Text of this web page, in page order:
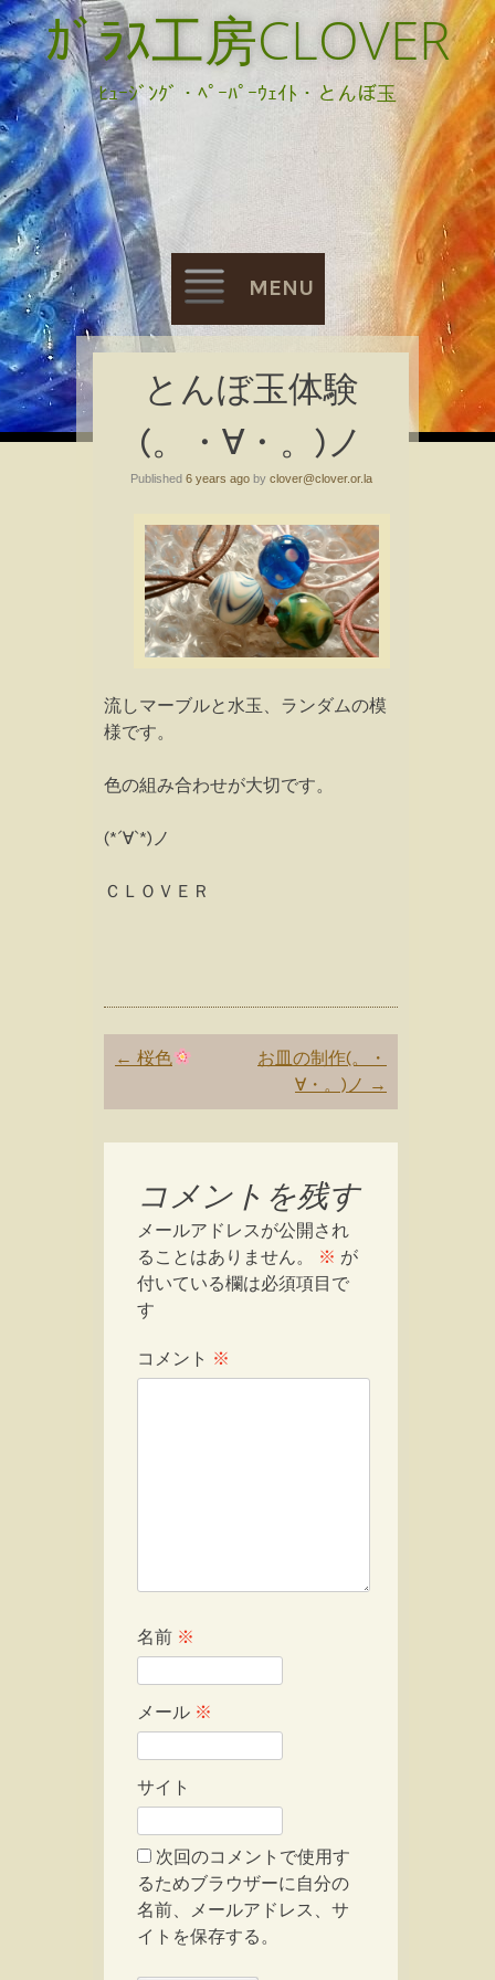
ｶﾞﾗｽ工房CLOVER
ﾋｭｰｼﾞﾝｸﾞ・ﾍﾟｰﾊﾟｰｳｪｲﾄ・とんぼ玉
MENU
Skip
to
content
とんぼ玉体験
(。・∀・。)ノ
Published 6 years agoby clover@clover.or.la
流しマーブルと水玉、ランダムの模
様です。
色の組み合わせが大切です。
(*´∀`*)ノ
ＣＬＯＶＥＲ
Post
← 桜色
お皿の制作(。・
∀・。)ノ →
コメントを残す
メールアドレスが公開され
ることはありません。
※ が
付いている欄は必須項目で
す
コメント ※
名前 ※
メール ※
サイト
次回のコメントで使用す
るためブラウザーに自分の
名前、メールアドレス、サ
イトを保存する。